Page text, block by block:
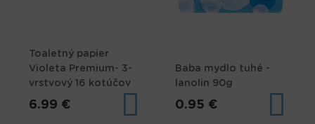
Toaletný papier
Violeta Premium- 3-
vrstvový 16 kotúčov
6.99 €
Baba mydlo tuhé -
lanolin 90g
0.95 €